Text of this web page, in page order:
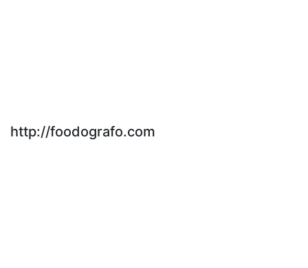
http://foodografo.com